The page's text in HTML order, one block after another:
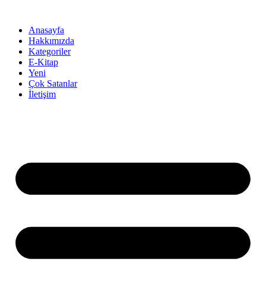
Anasayfa
Hakkımızda
Kategoriler
E-Kitap
Yeni
Çok Satanlar
İletişim